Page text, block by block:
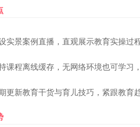
实景案例直播，直观展示教育实操过
课程离线缓存，无网络环境也可学习
更新教育干货与育儿技巧，紧跟教育